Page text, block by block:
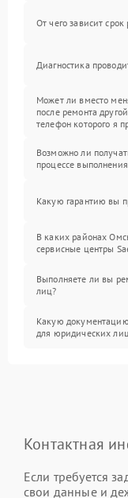
От чего зависит
Диагностика
Может ли вместо
после ремонта
телефон которого я
Возможно ли
процессе
Какую гарантию вы
В каких районах
сервисные центры
Выполняете ли вы
лиц?
Какую
для юридических
Контактная
Если требуется
свои данные и